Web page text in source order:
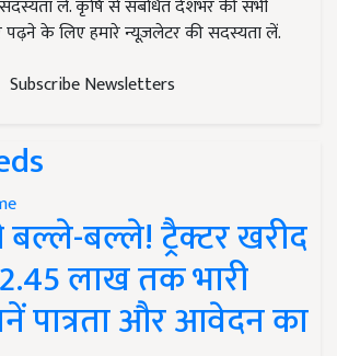
लें. कृषि से संबंधित देशभर की सभी
के लिए हमारे न्यूज़लेटर की सदस्यता लें.
Subscribe Newsletters
बल्ले-बल्ले! ट्रैक्टर खरीद
लाख तक भारी
पात्रता और आवेदन का